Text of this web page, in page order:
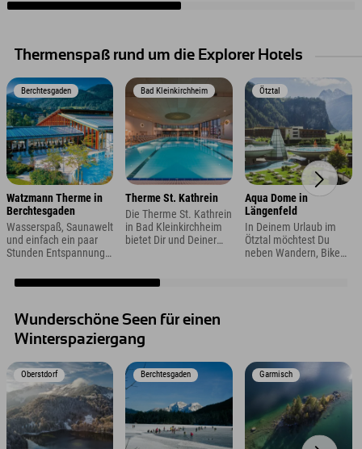
Thermenspaß rund um die Explorer Hotels
Berchtesgaden
Watzmann Therme in
Berchtesgaden
Wasserspaß, Saunawelt
und einfach ein paar
Stunden Entspannung -
verdient, oder? Bei
Berchtesgaden
entscheidest Du allein,
wie Du Deinen Tag
für Familien mit
Kindern ist hier
Bad Kleinkirchheim
Therme St. Kathrein
Die Therme St. Kathrein
in Bad Kleinkirchheim
bietet Dir und Deiner
Erholung in einer
Ötztal
Aqua Dome in
Längenfeld
In Deinem Urlaub im
Ötztal möchtest Du
neben Wandern, Biken
Wunderschöne Seen für einen
Winterspaziergang
Oberstdorf Berchtesgaden Garmisch